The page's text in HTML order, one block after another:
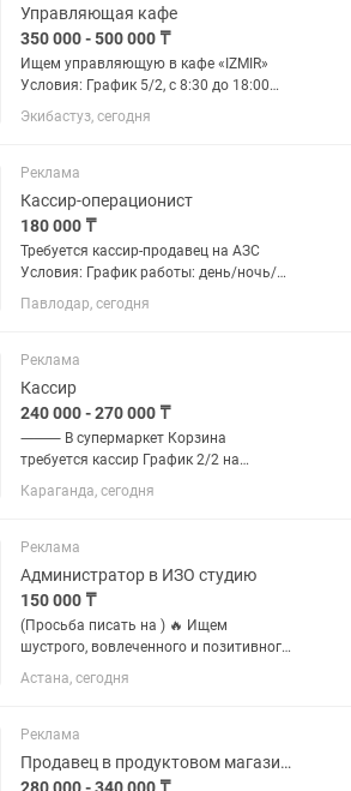
Управляющая кафе
350 000 - 500 000 ₸
Ищем управляющую в кафе «IZMIR»
Условия: График 5/2, с 8:30 до 18:00
Оклад 350 000 тг на руки +
ежемесячная премия Итого доход от
Экибастуз, сегодня
Реклама
Кассир-операционист
180 000 ₸
Требуется кассир-продавец на АЗС
Условия: График работы: день/ночь/48
часов отдыха. Стабильная заработная
плата (обсуждается на
Павлодар, сегодня
Реклама
Кассир
240 000 - 270 000 ₸
⸻ В супермаркет Корзина
требуется кассир График 2/2 на
полный день(с 9:00 до 23:00),
возможно обучение ✅ Основные
клиентов на кассе: •Прием наличных и
безналичных...
Караганда, сегодня
Реклама
Администратор в ИЗО студию
150 000 ₸
(Просьба писать на ) 🔥 Ищем
шустрого, вовлеченного и позитивного
Администратора в AdiArt Studio!
Привет! Мы — творческая студия AdiArt
видеть прекрасное, творить и...
Астана, сегодня
Реклама
Продавец в продуктовом магазине